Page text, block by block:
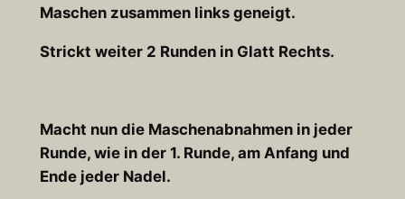
Maschen zusammen links geneigt.
Strickt weiter 2 Runden in Glatt Rechts.
Macht nun die Maschenabnahmen in jeder
Runde, wie in der 1. Runde, am Anfang und
Ende jeder Nadel.